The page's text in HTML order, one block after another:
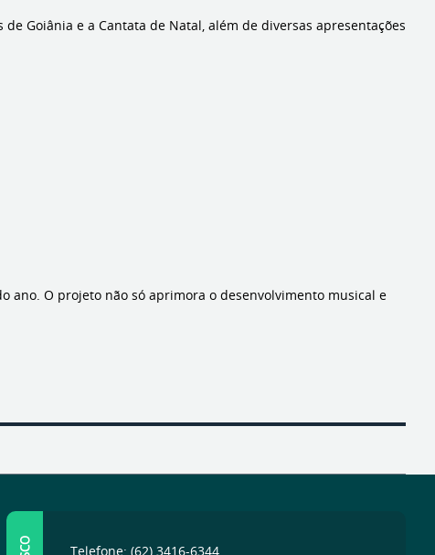
Goiânia e a Cantata de Natal, além de diversas apresentações
ano. O projeto não só aprimora o desenvolvimento musical e
Telefone: (62) 3416-6344